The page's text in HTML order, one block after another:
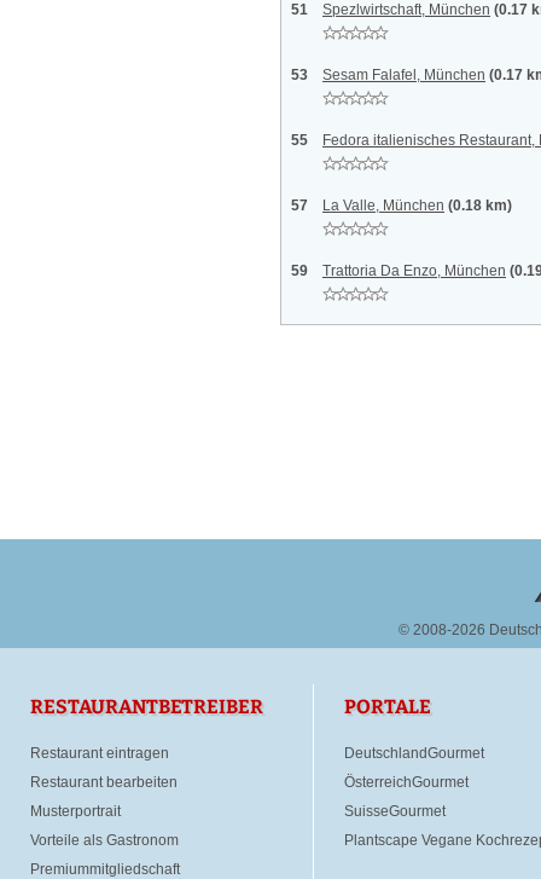
51 Spezlwirtschaft, München (0.17
53 Sesam Falafel, München (0.17
55 Fedora italienisches Restaurant,
57 La Valle, München (0.18 km)
59 Trattoria Da Enzo, München
© 2008-2026
RESTAURANTBETREIBER
Restaurant eintragen
Restaurant bearbeiten
Musterportrait
Vorteile als Gastronom
Premiummitgliedschaft
PORTALE
DeutschlandGourmet
ÖsterreichGourmet
SuisseGourmet
Plantscape Vegane